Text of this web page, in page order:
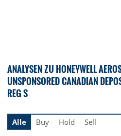
ANALYSEN ZU HONEYWELL
UNSPONSORED CANADIAN
REG S
Alle
Buy Hold Sell